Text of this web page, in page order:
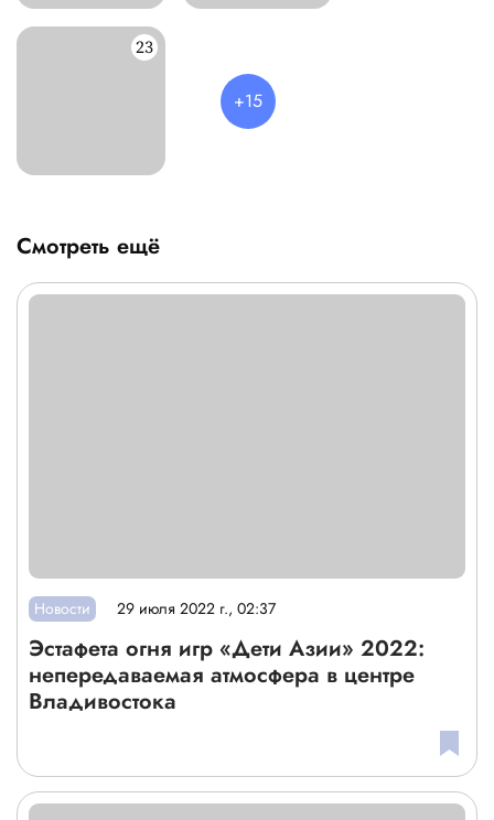
Смотреть ещё
Новости 29 июля 2022 г., 02:37
Эстафета огня игр «Дети Азии» 2022:
непередаваемая атмосфера в центре
Владивостока